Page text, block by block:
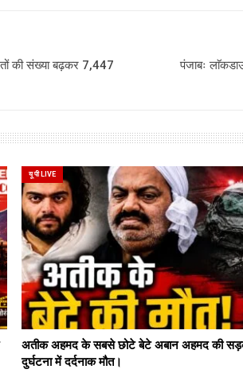
की संख्या बढ़कर 7,447
पंजाबः
यू पी LIVE
अतीक अहमद के सबसे छोटे बेटे अबान अहमद की
दुर्घटना में दर्दनाक मौत।